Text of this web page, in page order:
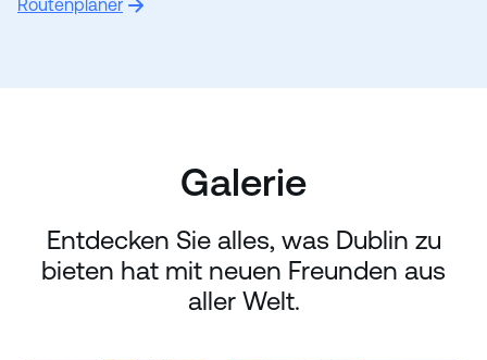
Routenplaner
Galerie
Entdecken Sie alles, was Dublin zu
bieten hat mit neuen Freunden aus
aller Welt.